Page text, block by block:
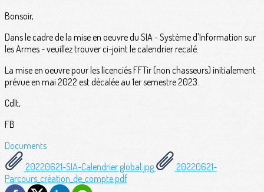
Bonsoir,
Dans le cadre de la mise en oeuvre du SIA - Système d'Information sur
les Armes - veuillez trouver ci-joint le calendrier recalé.
La mise en oeuvre pour les licenciés FFTir (non chasseurs) initialement
prévue en mai 2022 est décalée au 1er semestre 2023.
Cdlt,
FB
Documents
20220621-SIA-Calendrier global.jpg
20220621-
Parcours_création_de_compte.pdf